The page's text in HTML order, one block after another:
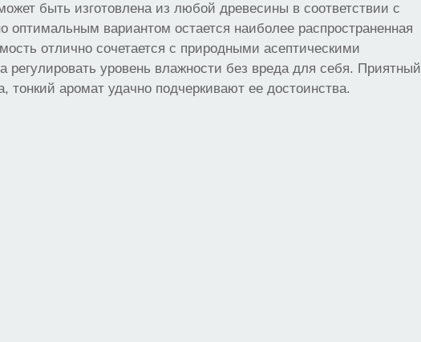
быть изготовлена из любой древесины в соответствии с
оптимальным вариантом остается наиболее распространенная
отлично сочетается с природными асептическими
регулировать уровень влажности без вреда для себя. Приятный
тонкий аромат удачно подчеркивают ее достоинства.